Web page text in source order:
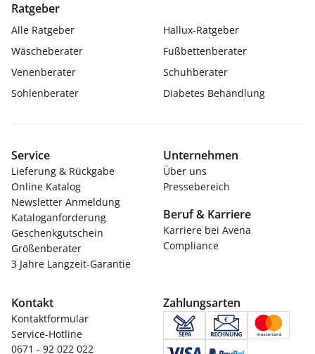
Ratgeber
Alle Ratgeber
Hallux-Ratgeber
Wäscheberater
Fußbettenberater
Venenberater
Schuhberater
Sohlenberater
Diabetes Behandlung
Service
Lieferung & Rückgabe
Online Katalog
Newsletter Anmeldung
Kataloganforderung
Geschenkgutschein
Größenberater
3 Jahre Langzeit-Garantie
Unternehmen
Über uns
Pressebereich
Beruf & Karriere
Karriere bei Avena
Compliance
Kontakt
Kontaktformular
Service-Hotline
0671 - 92 022 022
Zahlungsarten